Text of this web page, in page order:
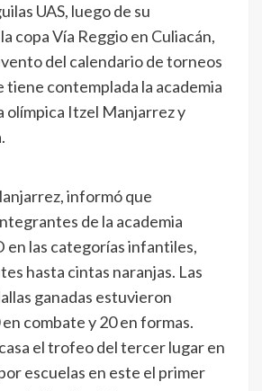
UAS, luego de su
copa Vía Reggio en Culiacán,
del calendario de torneos
tiene contemplada la academia
olímpica Itzel Manjarrez y
informó que
de la academia
en las categorías infantiles,
hasta cintas naranjas. Las
ganadas estuvieron
combate y 20 en formas.
el trofeo del tercer lugar en
escuelas en este el primer